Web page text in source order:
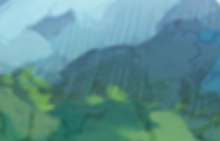
PENNY RACERS
CRASH BANDICOOT 3 - WARPED